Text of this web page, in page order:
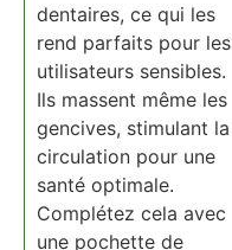
dentaires, ce qui les
rend parfaits pour les
utilisateurs sensibles.
Ils massent même les
gencives, stimulant la
circulation pour une
santé optimale.
Complétez cela avec
une pochette de